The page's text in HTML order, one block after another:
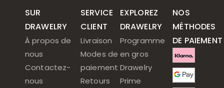
SUR
DRAWELRY
À propos de
nous
Contactez-
nous
SERVICE
CLIENT
Livraison
Modes de
paiement
Retours
EXPLOREZ
DRAWELRY
Programme
en gros
Drawelry
Prime
NOS
MÉTHODES
DE PAIEMENT